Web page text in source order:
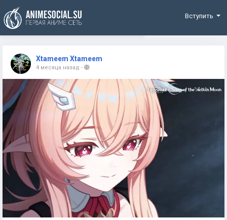
Funding
Вступить
Xtameem Xtameem
4 месяца назад -